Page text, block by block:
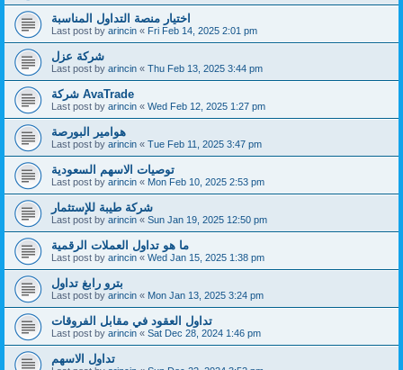
اختيار منصة التداول المناسبة
Last post by arincin « Fri Feb 14, 2025 2:01 pm
شركة عزل
Last post by arincin « Thu Feb 13, 2025 3:44 pm
شركة AvaTrade
Last post by arincin « Wed Feb 12, 2025 1:27 pm
هوامير البورصة
Last post by arincin « Tue Feb 11, 2025 3:47 pm
توصيات الاسهم السعودية
Last post by arincin « Mon Feb 10, 2025 2:53 pm
شركة طيبة للإستثمار
Last post by arincin « Sun Jan 19, 2025 12:50 pm
ما هو تداول العملات الرقمية
Last post by arincin « Wed Jan 15, 2025 1:38 pm
بترو رابغ تداول
Last post by arincin « Mon Jan 13, 2025 3:24 pm
تداول العقود في مقابل الفروقات
Last post by arincin « Sat Dec 28, 2024 1:46 pm
تداول الاسهم